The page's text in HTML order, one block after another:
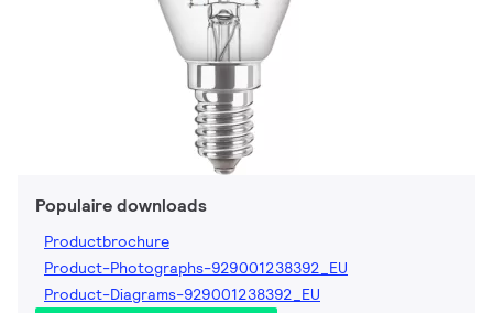
Populaire downloads
Productbrochure
Product-Photographs-929001238392_EU
Product-Diagrams-929001238392_EU